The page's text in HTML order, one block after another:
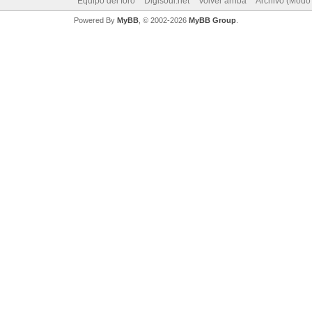
Powered By MyBB, © 2002-2026 MyBB Group.